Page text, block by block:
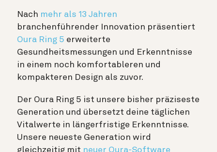
Nach mehr als 13 Jahren
branchenführender Innovation präsentiert
Oura Ring 5 erweiterte
Gesundheitsmessungen und Erkenntnisse
in einem noch komfortableren und
kompakteren Design als zuvor.
Der Oura Ring 5 ist unsere bisher präziseste
Generation und übersetzt deine täglichen
Vitalwerte in längerfristige Erkenntnisse.
Unsere neueste Generation wird
gleichzeitig mit neuer Oura-Software